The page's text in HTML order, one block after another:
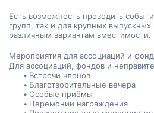
Есть возможность проводить
групп, так и для крупных
различным вариантам вместимости.
Мероприятия для ассоциаций и
Для ассоциаций, фондов и
Встречи членов
Благотворительные вечера
Особые приёмы
Церемонии награждения